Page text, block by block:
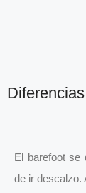
El barefoot se
de ir descalzo.